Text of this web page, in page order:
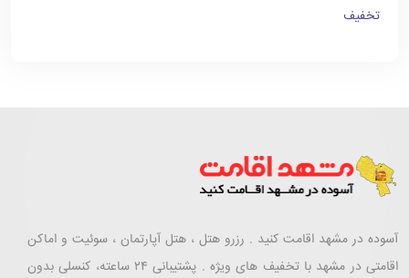
تخفیف
آسوده در مشهد اقامت کنید . رزرو هتل ، هتل آپارتمان ، سوئیت و اماکن
اقامتی در مشهد با تخفیف های ویژه . پشتیبانی ۲۴ ساعته، کنسلی بدون